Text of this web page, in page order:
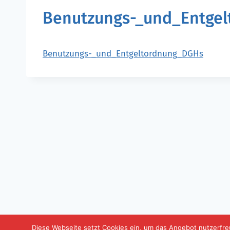
Benutzungs-
Benutzungs-_und_Entgeltordnung_DGHs
Diese Webseite setzt Cookies ein, um das Angebot